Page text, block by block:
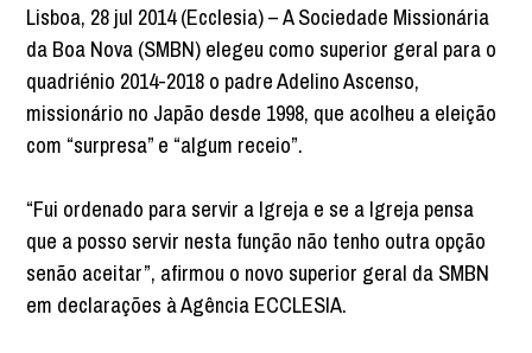
Lisboa, 28 jul 2014 (Ecclesia) – A Sociedade Missionária
da Boa Nova (SMBN) elegeu como superior geral para o
quadriénio 2014-2018 o padre Adelino Ascenso,
missionário no Japão desde 1998, que acolheu a eleição
com “surpresa” e “algum receio”.
“Fui ordenado para servir a Igreja e se a Igreja pensa
que a posso servir nesta função não tenho outra opção
senão aceitar”, afirmou o novo superior geral da SMBN
em declarações à Agência ECCLESIA.